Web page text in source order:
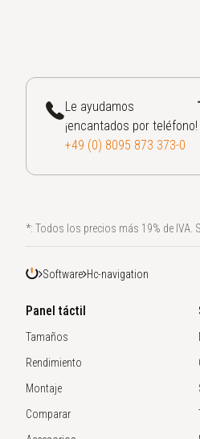
¡encantados por teléfono!
Le ayudamos
¡encantados por teléfono!
+49 (0) 8095 873 373-0
*: Todos los precios más 19% de IVA.
Software Hc-navigation
Panel táctil
Tamaños
Rendimiento
Montaje
Comparar